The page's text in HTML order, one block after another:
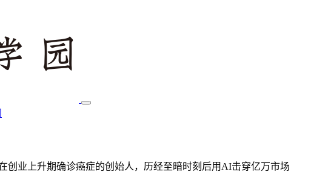
业上升期确诊癌症的创始人，历经至暗时刻后用AI击穿亿万市场